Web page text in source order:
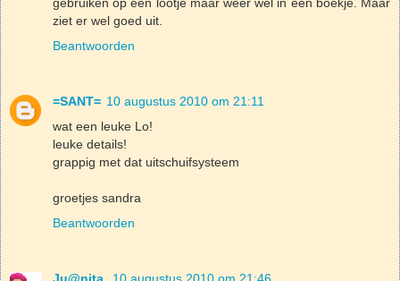
ziet er wel goed uit.
Beantwoorden
=SANT= 10 augustus 2010 om 21:11
wat een leuke Lo!
leuke details!
grappig met dat uitschuifsysteem
groetjes sandra
Beantwoorden
Ju@nita
10 augustus 2010 om 21:46